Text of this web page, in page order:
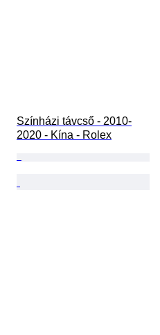
Színházi távcső - 2010-
2020 - Kína - Rolex